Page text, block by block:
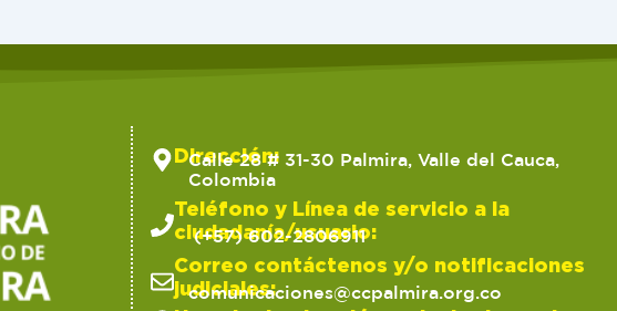
Dirección:
Calle 28 # 31-30 Palmira, Valle del Cauca,
Colombia
Teléfono y Línea de servicio a la
ciudadanía/usuario:
(+57) 602-2806911
Correo contáctenos y/o notificaciones
judiciales:
comunicaciones@ccpalmira.org.co